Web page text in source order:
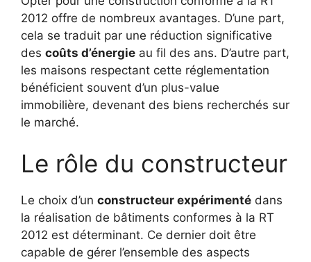
2012 offre de nombreux avantages. D’une part,
cela se traduit par une réduction significative
des coûts d’énergie au fil des ans. D’autre part,
les maisons respectant cette réglementation
bénéficient souvent d’un plus-value
immobilière, devenant des biens recherchés sur
le marché.
Le rôle du constructeur
Le choix d’un constructeur expérimenté dans
la réalisation de bâtiments conformes à la RT
2012 est déterminant. Ce dernier doit être
capable de gérer l’ensemble des aspects